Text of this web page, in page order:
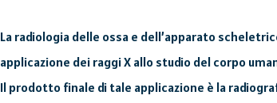
La radiologia delle ossa e dell’apparato
applicazione dei raggi X allo studio del corpo
Il prodotto finale di tale applicazione è la